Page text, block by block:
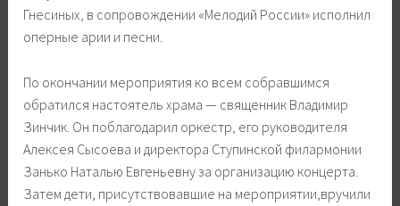
Гнесиных, в сопровождении «Мелодий России» исполнил
оперные арии и песни.
По окончании мероприятия ко всем собравшимся
обратился настоятель храма — священник Владимир
Зинчик. Он поблагодарил оркестр, его руководителя
Алексея Сысоева и директора Ступинской филармонии
Занько Наталью Евгеньевну за организацию концерта.
Затем дети, присутствовавшие на мероприятии,вручили